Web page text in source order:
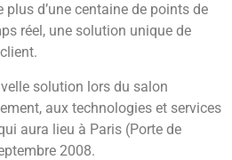
d’une centaine de points de
réel, une solution unique de
solution lors du salon
aux technologies et services
aura lieu à Paris (Porte de
2008.